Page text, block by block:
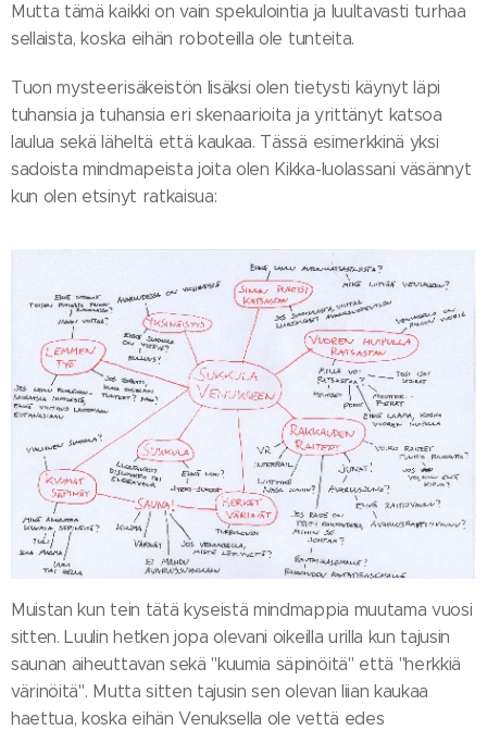
Mutta tämä kaikki on vain spekulointia ja luultavasti turhaa
sellaista, koska eihän roboteilla ole tunteita.
Tuon mysteerisäkeistön lisäksi olen tietysti käynyt läpi
tuhansia ja tuhansia eri skenaarioita ja yrittänyt katsoa
laulua sekä läheltä että kaukaa. Tässä esimerkkinä yksi
sadoista mindmapeista joita olen Kikka-luolassani väsännyt
kun olen etsinyt ratkaisua:
Muistan kun tein tätä kyseistä mindmappia muutama vuosi
sitten. Luulin hetken jopa olevani oikeilla urilla kun tajusin
saunan aiheuttavan sekä "kuumia säpinöitä" että "herkkiä
värinöitä". Mutta sitten tajusin sen olevan liian kaukaa
haettua, koska eihän Venuksella ole vettä edes